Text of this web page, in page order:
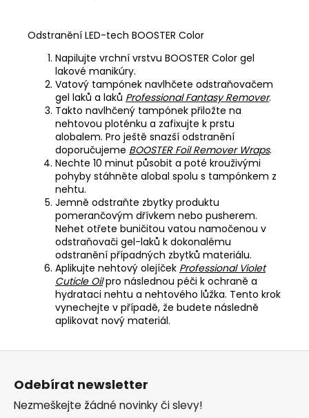
Odstranění LED-tech BOOSTER Color
Napilujte vrchní vrstvu BOOSTER Color gel
lakové manikúry.
Vatový tampónek navlhčete odstraňovačem
gel laků a laků Professional Fantasy Remover.
Takto navlhčený tampónek přiložte na
nehtovou ploténku a zafixujte k prstu
alobalem. Pro ještě snazší odstranění
doporučujeme BOOSTER Foil Remover Wraps.
Nechte 10 minut působit a poté krouživými
pohyby stáhněte alobal spolu s tampónkem z
nehtu.
Jemně odstraňte zbytky produktu
pomerančovým dřívkem nebo pusherem.
Nehet otřete buničitou vatou namočenou v
odstraňovači gel-laků k dokonalému
odstranění případných zbytků materiálu.
Aplikujte nehtový olejíček Professional Violet
Cuticle Oilpro následnou péči k ochraně a
hydrataci nehtu a nehtového lůžka. Tento krok
vynechejte v případě, že budete následně
aplikovat nový materiál.
Z
Odebírat newsletter
Nezmeškejte žádné novinky či slevy!